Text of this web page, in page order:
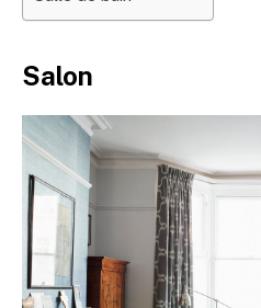
Salon